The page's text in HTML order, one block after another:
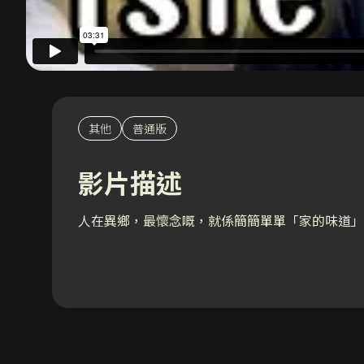
其他 普通版
影片描述
人在異鄉，最懷念嘅，就係簡簡單單「家的味道